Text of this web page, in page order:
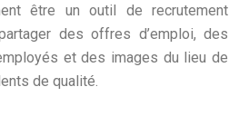
être un outil de recrutement
des offres d’emploi, des
et des images du lieu de
de qualité.